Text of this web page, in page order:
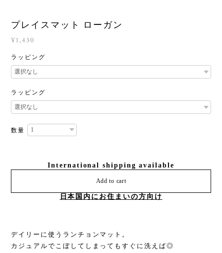
プレイスマット ローガン
¥1,430
ラッピング
ラッピング
数量
International shipping available
Add to cart
日本国内にお住まいの方向け
デイリーに使うランチョンマット。
カジュアルでこぼしてしまってもすぐに洗えば◎